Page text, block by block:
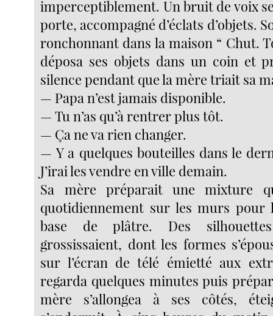
imperceptiblement. Un bruit de voix
porte, accompagné d’éclats d’objets.
ronchonnant dans la maison “ Chut.
déposa ses objets dans un coin et
silence pendant que la mère triait sa
— Papa n’est jamais disponible.
— Tu n’as qu’à rentrer plus tôt.
— Ça ne va rien changer.
— Y a quelques bouteilles dans le
J’irai les vendre en ville demain.
Sa mère préparait une mixture
quotidiennement sur les murs pour
base de plâtre. Des silhouettes
grossissaient, dont les formes
sur l’écran de télé émietté aux
regarda quelques minutes puis
mère s’allongea à ses côtés,